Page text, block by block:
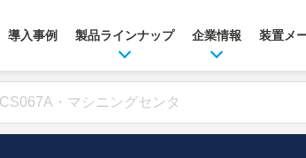
導入事例 製品ラインナップ 企業情報 装置メ